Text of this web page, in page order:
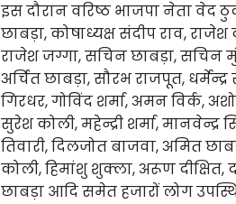
इस दौरान वरिष्ठ भाजपा नेता वेद
छाबड़ा, कोषाध्यक्ष संदीप राव,
राजेश जग्गा, सचिन छाबड़ा, सचिन
अर्चित छाबड़ा, सौरभ राजपूत,
गिरधर, गोविंद शर्मा, अमन विर्क,
सुरेश कोली, महेन्द्री शर्मा,
तिवारी, दिलजोत बाजवा, अमित
कोली, हिमांशु शुक्ला, अरूण दीक्षित,
छाबड़ा आदि समेत हजारों लोग